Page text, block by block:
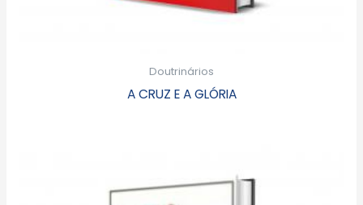
Doutrinários
A CRUZ E A GLÓRIA